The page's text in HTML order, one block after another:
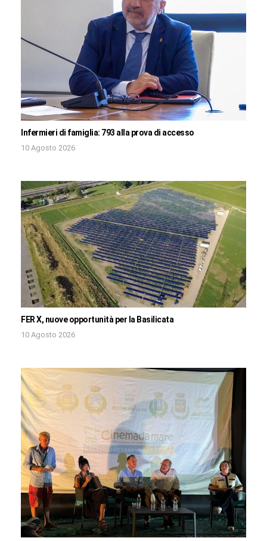
Infermieri di famiglia: 793 alla prova di accesso
10 Agosto 2026
FER X, nuove opportunità per la Basilicata
10 Agosto 2026